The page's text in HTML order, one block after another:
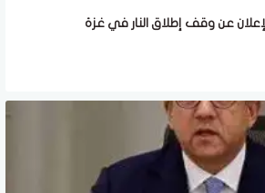
عن وقف إطلاق النار في غزة